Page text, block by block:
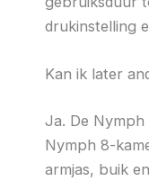
drukinstelling
Kan ik later
Ja. De Nymph
Nymph 8-
armjas, buik